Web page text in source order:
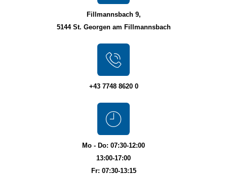
Fillmannsbach 9,
5144 St. Georgen am Fillmannsbach
+43 7748 8620 0
Mo - Do: 07:30-12:00
13:00-17:00
Fr: 07:30-13:15